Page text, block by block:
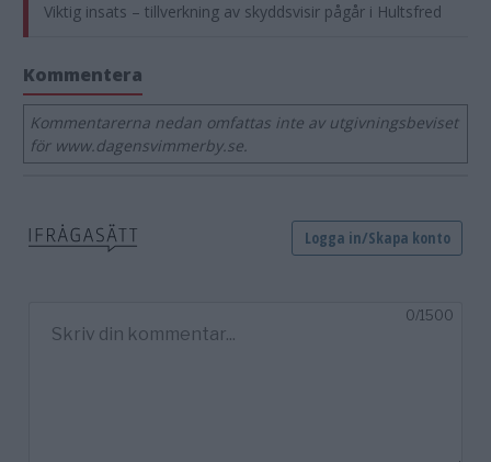
Viktig insats – tillverkning av skyddsvisir pågår i Hultsfred
Kommentera
Kommentarerna nedan omfattas inte av utgivningsbeviset
för www.dagensvimmerby.se.